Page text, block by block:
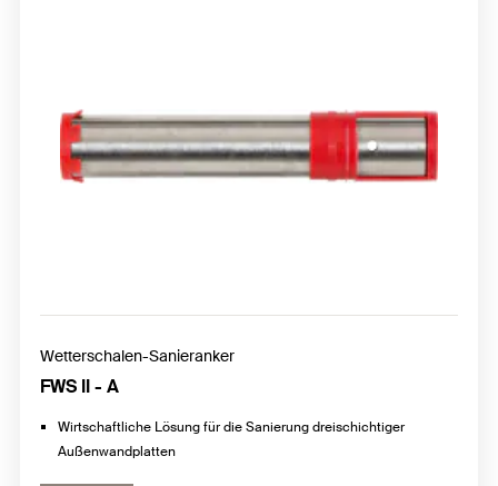
Wetterschalen-Sanieranker
FWS II - A
Wirtschaftliche Lösung für die Sanierung dreischichtiger
Außenwandplatten